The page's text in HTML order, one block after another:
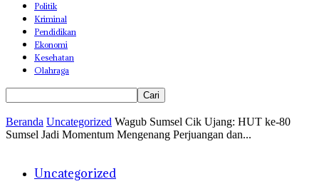
Politik
Kriminal
Pendidikan
Ekonomi
Kesehatan
Olahraga
Beranda Uncategorized Wagub Sumsel Cik Ujang: HUT ke-80
Sumsel Jadi Momentum Mengenang Perjuangan dan...
Uncategorized